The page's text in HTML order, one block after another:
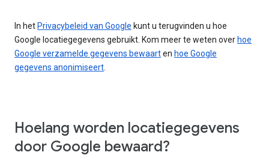
In het Privacybeleid van Google kunt u terugvinden u hoe
Google locatiegegevens gebruikt. Kom meer te weten over hoe
Google verzamelde gegevens bewaarten hoe Google
gegevens anonimiseert.
Hoelang worden locatiegegevens
door Google bewaard?